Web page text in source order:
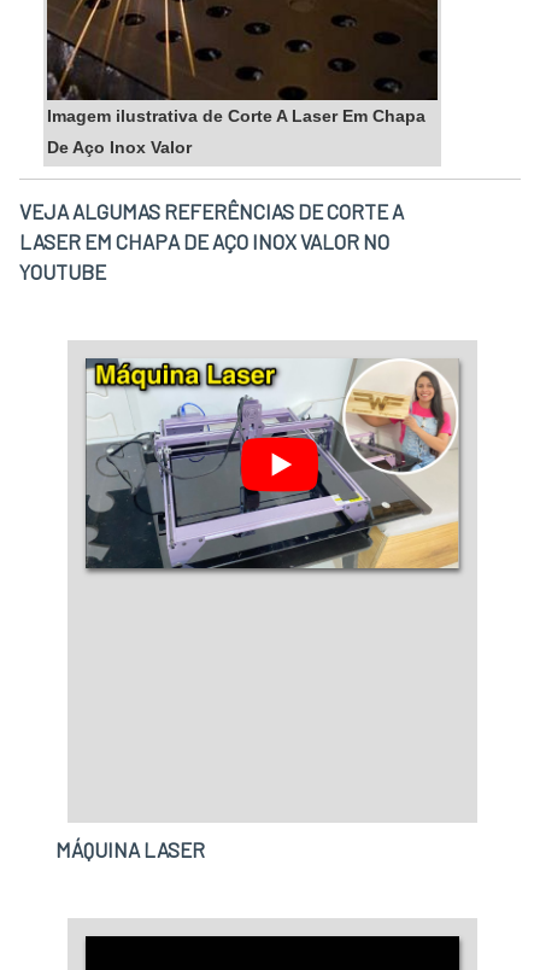
Imagem ilustrativa de Corte A Laser Em Chapa
De Aço Inox Valor
VEJA ALGUMAS REFERÊNCIAS DE CORTE A
LASER EM CHAPA DE AÇO INOX VALOR NO
YOUTUBE
MÁQUINA LASER